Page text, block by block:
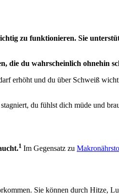
zu funktionieren. Sie
die du wahrscheinlich ohnehin
erhöht und du über Schweiß
du fühlst dich müde und
1 Im Gegensatz zu
Sie können durch Hitze,